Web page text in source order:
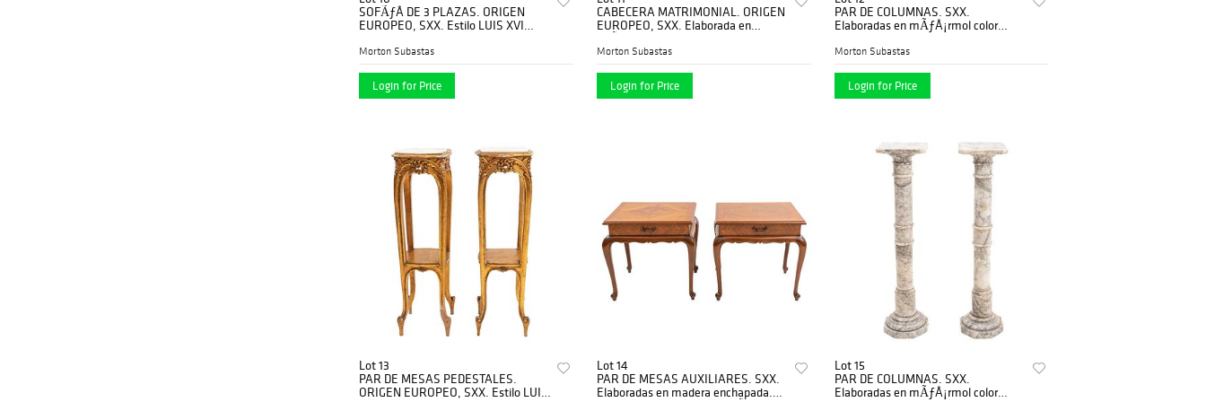
SOFÃƒÂ DE 3 PLAZAS. ORIGEN
EUROPEO, SXX. Estilo LUIS XVI
TapicerÃƒÂ­a capitonada. Respaldo
Morton Subastas
Login for Price
CABECERA MATRIMONIAL. ORIGEN
EUROPEO, SXX. Elaborada en
elementos florales y vegetales.
Morton Subastas
Login for Price
PAR DE COLUMNAS. SXX.
Elaboradas en mÃƒÂ¡rmol color
fustes anillados y base ochavada.
Morton Subastas
Login for Price
Lot 13
PAR DE MESAS PEDESTALES.
ORIGEN EUROPEO, SXX. Estilo LUIS
Lot 14
PAR DE MESAS AUXILIARES. SXX.
Elaboradas en madera enchapada.
Lot 15
PAR DE COLUMNAS. SXX.
Elaboradas en mÃƒÂ¡rmol color